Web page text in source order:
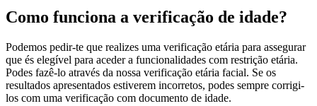
Como funciona a verificação de idade?
Podemos pedir-te que realizes uma verificação etária para assegurar
que és elegível para aceder a funcionalidades com restrição etária.
Podes fazê-lo através da nossa verificação etária facial. Se os
resultados apresentados estiverem incorretos, podes sempre corrigi-
los com uma verificação com documento de idade.